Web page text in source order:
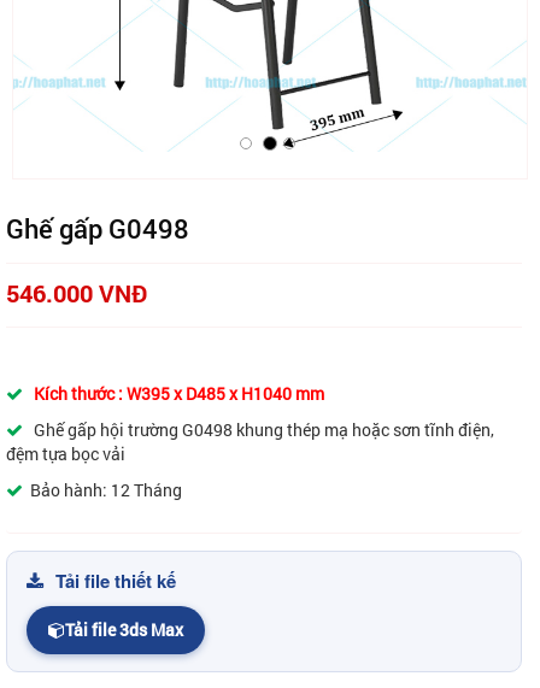
Ghế gấp G0498
546.000 VNĐ
Kích thước : W395 x D485 x H1040 mm
Ghế gấp hội trường G0498 khung thép mạ hoặc sơn tĩnh điện,
đệm tựa bọc vải
Bảo hành: 12 Tháng
Tải file thiết kế
Tải file 3ds Max